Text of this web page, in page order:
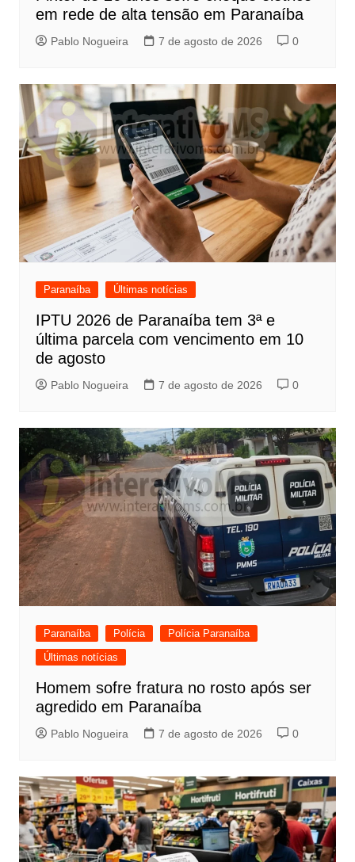
em rede de alta tensão em Paranaíba
Pablo Nogueira 7 de agosto de 2026 0
Paranaíba Últimas notícias
IPTU 2026 de Paranaíba tem 3ª e
última parcela com vencimento em 10
de agosto
Pablo Nogueira 7 de agosto de 2026 0
Paranaíba Polícia
Polícia Paranaíba
Últimas notícias
Homem sofre fratura no rosto após ser
agredido em Paranaíba
Pablo Nogueira 7 de agosto de 2026 0